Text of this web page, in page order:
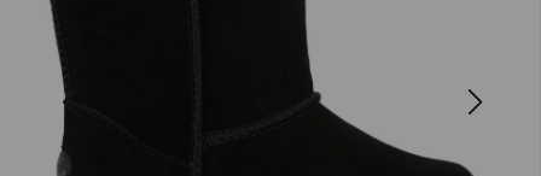
Next